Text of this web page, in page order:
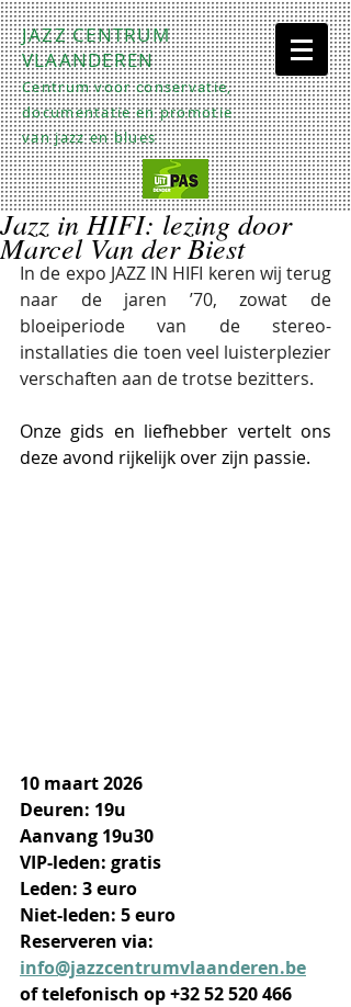
JAZZ CENTRUM
VLAANDEREN
Centrum voor conservatie,
documentatie en promotie
van jazz en blues
Jazz in HIFI: lezing door
Marcel Van der Biest
In de expo JAZZ IN HIFI keren wij terug
naar de jaren ’70, zowat de
bloeiperiode van de stereo-
installaties die toen veel luisterplezier
verschaften aan de trotse bezitters.
Onze gids en liefhebber vertelt ons
deze avond rijkelijk over zijn passie.
10 maart 2026
Deuren: 19u
Aanvang 19u30
VIP-leden: gratis
Leden: 3 euro
Niet-leden: 5 euro
Reserveren via:
info@jazzcentrumvlaanderen.be
of telefonisch op +32 52 520 466